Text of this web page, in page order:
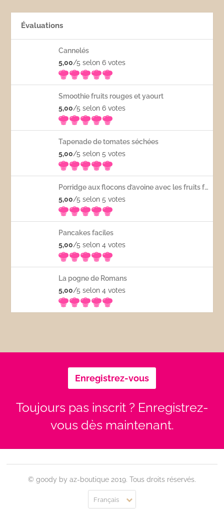
Évaluations
Cannelés
5,00/5 selon 6votes
Smoothie fruits rouges et yaourt
5,00/5 selon 6votes
Tapenade de tomates séchées
5,00/5 selon 5votes
Porridge aux flocons d’avoine avec les fruits frais
5,00/5 selon 5votes
Pancakes faciles
5,00/5 selon 4votes
La pogne de Romans
5,00/5 selon 4votes
Enregistrez-vous
Toujours pas inscrit ? Enregistrez-
vous dès maintenant.
© goody by az-boutique 2019. Tous droits réservés.
Français